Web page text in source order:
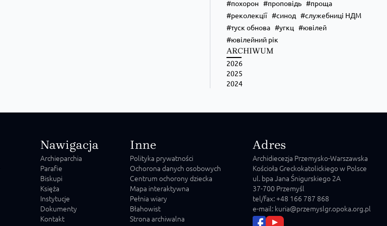
похорон проповідь
проща
реколекції
синод
служебниці НДМ
туск обнова
угкц
ювілей
ювілейний рік
ARCHIWUM
2026
2025
2024
Nawigacja
Archieparchia
Parafie
Biskupi
Księża
Instytucje
Dokumenty
Kontakt
Inne
Polityka prywatności
Ochorona danych osobowych
Centrum ochorony dziecka
Mapa interaktywna
Pełnia wiary
Błahowist
Strona archiwalna
Adres
Archidiecezja Przemysko-Warszawska
Kościoła Greckokatolickiego w Polsce
ul. bpa Jana Śnigurskiego 2A
37-700 Przemyśl
tel/fax: +48 166 787 868
e-mail: kuria@przemyslgr.opoka.org.pl